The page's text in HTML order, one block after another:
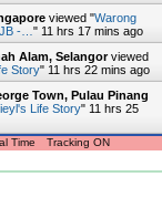
viewed "Warong
JB -…" 11 hrs 17 mins ago
Alam, Selangorviewed
Story" 11 hrs 22 mins ago
Town, Pulau Pinang
Life Story" 11 hrs 25
Time Tracking ON